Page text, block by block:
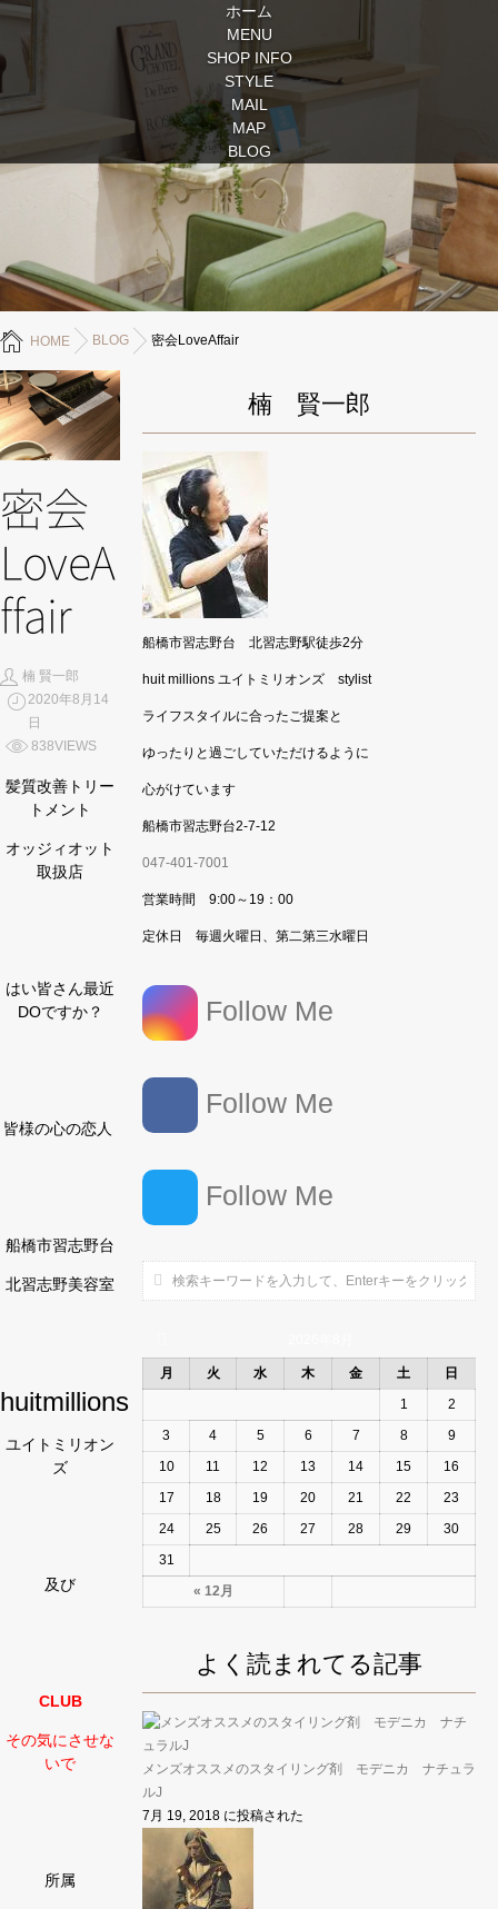
ホーム
MENU
SHOP INFO
STYLE
MAIL
MAP
BLOG
HOME BLOG 密会LoveAffair
密会
LoveA
ffair
楠 賢一郎
2020年8月14
日
838VIEWS
髪質改善トリー
トメント
オッジィオット
取扱店
はい皆さん最近
DOですか？
皆様の心の恋人
船橋市習志野台
北習志野美容室
huitmillions
ユイトミリオン
ズ
及び
CLUB
その気にさせな
いで
所属
楠 賢一郎
船橋市習志野台 北習志野駅徒歩2分
huit millions ユイトミリオンズ stylist
ライフスタイルに合ったご提案と
ゆったりと過ごしていただけるように
心がけています
船橋市習志野台2-7-12
047-401-7001
営業時間 9:00～19：00
定休日 毎週火曜日、第二第三水曜日
Follow Me
Follow Me
Follow Me
月 火 水 木 金 土 日
« 12月
1
2
3
4 5 6 7 8
9
10
11 12 13 14 15
16
17
18 19 20 21 22
23
24
25 26 27 28 29
30
31
よく読まれてる記事
メンズオススメのスタイリング剤 モデニカ ナチュラ
ルJ
7月 19, 2018 に投稿された